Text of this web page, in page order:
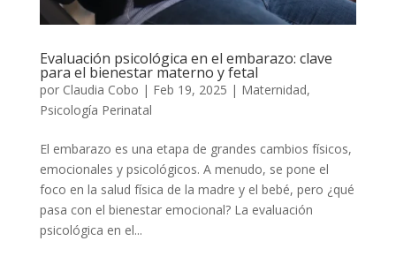
Evaluación psicológica en el embarazo: clave
para el bienestar materno y fetal
por Claudia Cobo | Feb 19, 2025 | Maternidad,
Psicología Perinatal
El embarazo es una etapa de grandes cambios físicos,
emocionales y psicológicos. A menudo, se pone el
foco en la salud física de la madre y el bebé, pero ¿qué
pasa con el bienestar emocional? La evaluación
psicológica en el...